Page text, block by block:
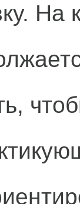
На